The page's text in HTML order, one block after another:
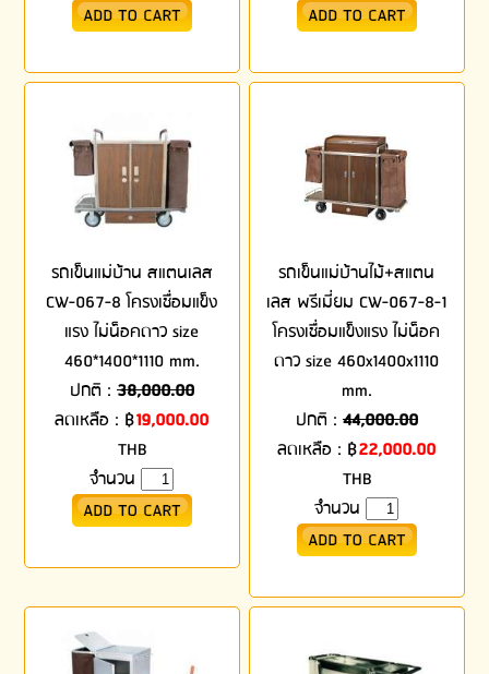
รถเข็นแม่บ้าน สแตนเลส
CW-067-8 โครงเชื่อมแข็ง
แรง ไม่น็อคดาว size
460*1400*1110 mm.
ปกติ : 38,000.00
ลดเหลือ : ฿19,000.00
THB
จำนวน
รถเข็นแม่บ้านไม้+สแตน
เลส พรีเมี่ยม CW-067-8-1
โครงเชื่อมแข็งแรง ไม่น็อค
ดาว size 460x1400x1110
mm.
ปกติ : 44,000.00
ลดเหลือ : ฿22,000.00
THB
จำนวน